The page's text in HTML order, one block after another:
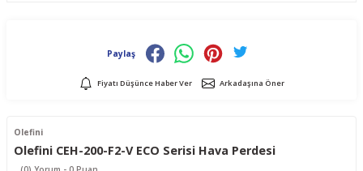
Paylaş
Fiyatı Düşünce Haber Ver Arkadaşına Öner
Olefini
Olefini CEH-200-F2-V ECO Serisi Hava Perdesi